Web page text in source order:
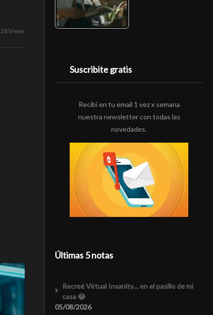
28 Views
Suscribite gratis
Recibí en tu email 1 vez x semana
nuestra newsletter con todas las
novedades.
Últimas 5 notas
Recreé Virtual Insanity… en el pasillo de mi
casa 😂
05/08/2026